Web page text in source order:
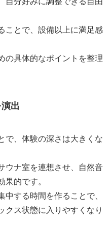
ことで、設備以上に満足感
の具体的なポイントを整理
出
で、体験の深さは大きくな
ウナ室を連想させ、自然音
果的です。
する時間を作ることで、
クス状態に入りやすくなり